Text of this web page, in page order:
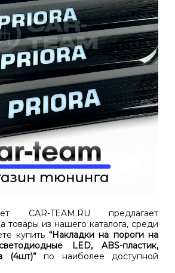
CAR-TEAM.RU предлагает
товары из нашего каталога, среди
купить“Накладки на пороги на
LED, ABS-пластик,
(4шт)”по наиболее доступной